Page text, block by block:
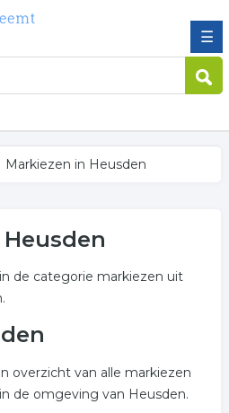
☰
Markiezen in Heusden
de categorie markiezen uit
overzicht van alle markiezen
de omgeving van Heusden.